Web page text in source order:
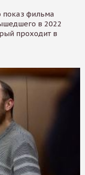
показ фильма
в 2022
проходит в